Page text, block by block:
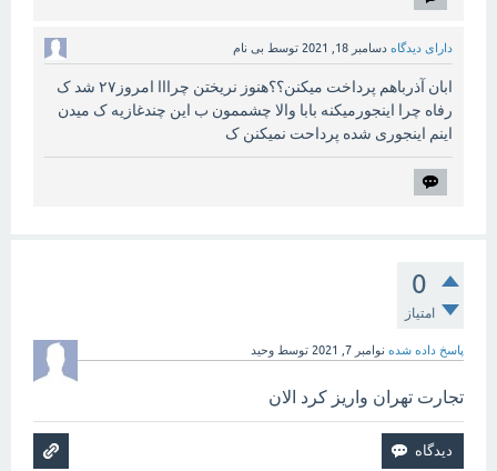
دارای دیدگاه دسامبر 18, 2021 توسط بی نام
ابان آذرباهم پرداخت میکنن؟؟هنوز نریختن چرااا امروز۲۷ شد ک
رفاه چرا اینجورمیکنه بابا والا چشممون ب این چندغازیه ک میدن
اینم اینجوری شده پرداحت نمیکنن ک
0
امتیاز
پاسخ داده شده نوامبر 7, 2021 توسط وحید
تجارت تهران واریز کرد الان